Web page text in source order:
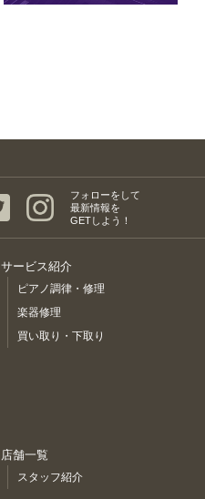
フォローをして
最新情報を
GETしよう！
サービス紹介
ピアノ調律・修理
楽器修理
買い取り・下取り
店舗一覧
スタッフ紹介